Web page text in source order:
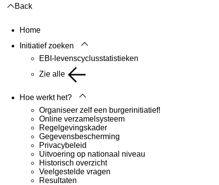
Back
Home
Initiatief zoeken
EBI-levenscyclusstatistieken
Zie alle
Hoe werkt het?
Organiseer zelf een burgerinitiatief!
Online verzamelsysteem
Regelgevingskader
Gegevensbescherming
Privacybeleid
Uitvoering op nationaal niveau
Historisch overzicht
Veelgestelde vragen
Resultaten